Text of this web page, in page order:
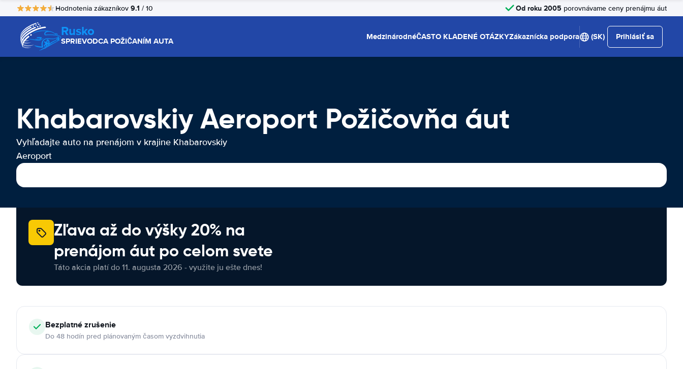
Hodnotenia zákazníkov 9.1 / 10 Od roku 2005 porovnávame ceny prenájmu áut
Rusko
SPRIEVODCA POŽIČANÍM AUTA MedzinárodnéČASTO KLADENÉ OTÁZKYZákaznícka podpora (SK) Prihlásiť sa
Khabarovskiy Aeroport Požičovňa áut
Vyhľadajte auto na prenájom v krajine Khabarovskiy
Aeroport
Zľava až do výšky 20% na
prenájom áut po celom svete
Táto akcia platí do 11. augusta 2026 - využite ju ešte dnes!
Bezplatné zrušenie
Do 48 hodín pred plánovaným časom vyzdvihnutia